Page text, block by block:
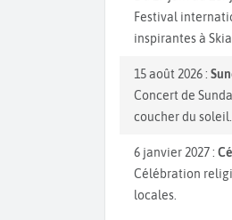
Festival
inspirantes à
15 août 2026 :
Concert de
coucher du soleil.
6 janvier 2027 :
Célébration
locales.